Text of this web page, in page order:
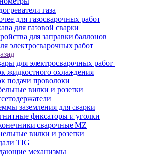
газа
для газосварочных работ
для газовой сварки
для заправки баллонов
электросварочных работ
для электросварочных работ
жидкостного охлаждения
подачи проволоки
вилки и розетки
заземления для сварки
фиксаторы и уголки
сварочные MZ
вилки и розетки
TIG
механизмы